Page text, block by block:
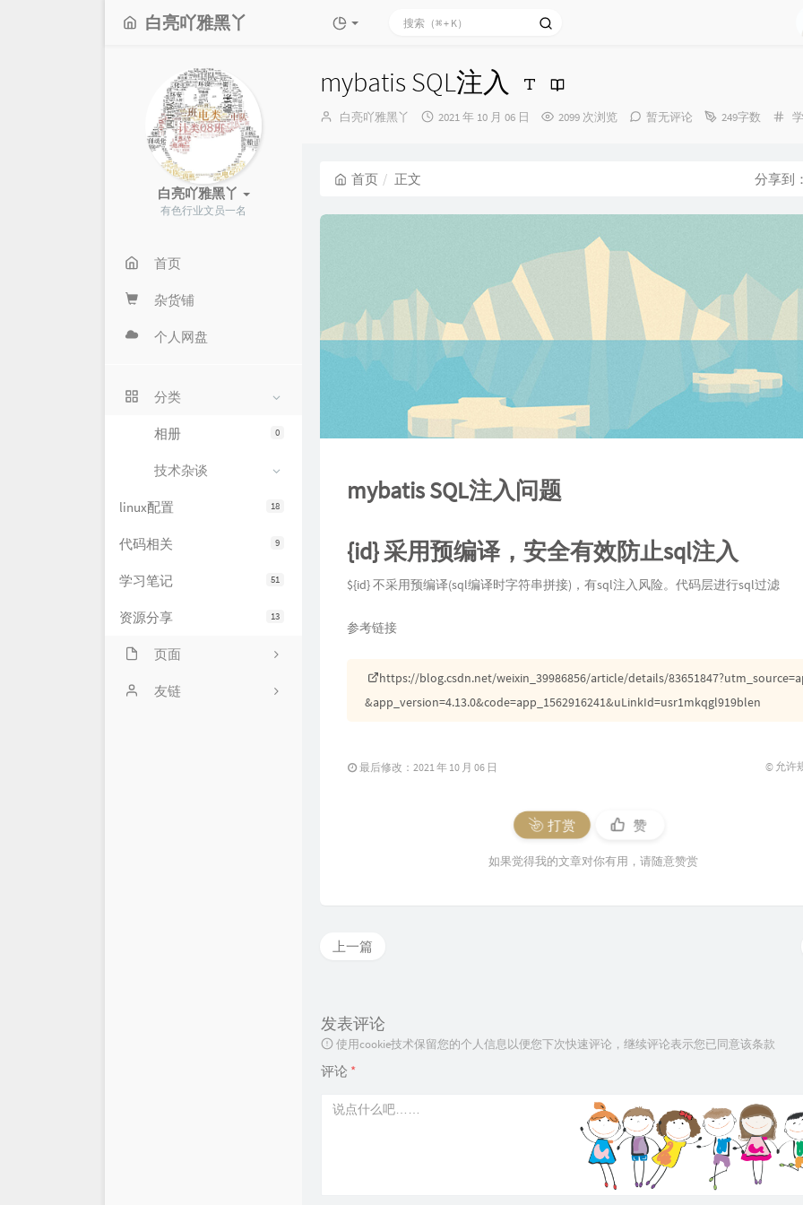
白亮吖雅黑丫
白亮吖雅黑丫
有色行业文员一名
首页
杂货铺
个人网盘
分类
0
相册
技术杂谈
18
linux配置
9
代码相关
51
学习笔记
13
资源分享
页面
网站状态
友链
mybatis SQL注入
博
白亮吖雅黑丫
发
2021 年 10 月 06 日 2099 次浏览 暂无评论 249字数
分
首页 正文 分享到
mybatis SQL注入问题
{id} 采用预编译，安全有效防止sql注入
${id} 不采用预编译(sql编译时字符串拼接)，有sql注入风险。代码层进行sql过滤
参考链接
https://blog.csdn.net/weixin_39986856/article/details/
&app_version=4.13.0&code=app_1562916241&uLinkId=usr1mkqgl919blen
最后修改：2021 年 10 月 06 日 © 允许
打赏 赞
如果觉得我的文章对你有用，请随意赞赏
上一篇
发表评论
使用cookie技术保留您的个人信息以便您下次快速评论，继续评论表示您已同意该条款
评论 *